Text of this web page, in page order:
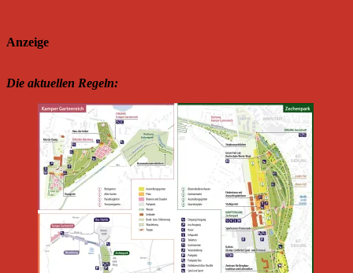
Anzeige
Die aktuellen Regeln: